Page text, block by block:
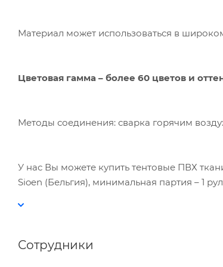
Материал может использоваться в
Цветовая гамма – более 60 цветов и
Методы соединения: сварка горячим
У нас Вы можете купить тентовые ПВХ
Sioen (Бельгия), минимальная партия – 1
Сотрудники